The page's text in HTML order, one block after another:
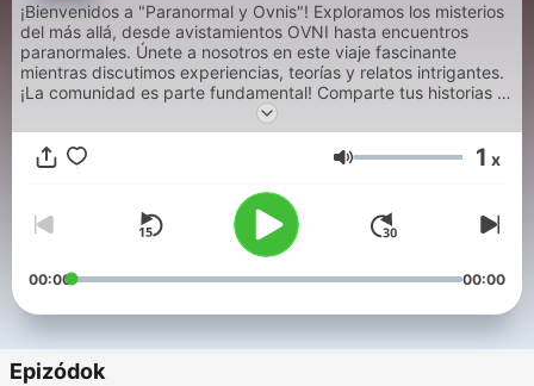
¡Bienvenidos a "Paranormal y Ovnis"! Exploramos los misterios
del más allá, desde avistamientos OVNI hasta encuentros
paranormales. Únete a nosotros en este viaje fascinante
mientras discutimos experiencias, teorías y relatos intrigantes.
¡La comunidad es parte fundamental! Comparte tus historias y
opiniones con nosotros usando #ParanormalyOvnisPodcast.
¡Sumérgete en lo inexplicable! 👽👻
Hangerő 1 x
00:00 00:00
Epizódok